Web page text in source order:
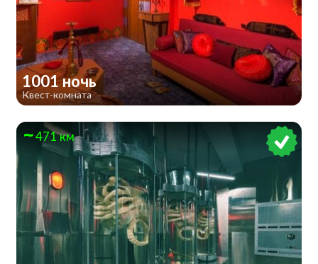
1001 ночь
Квест-комната
471 км